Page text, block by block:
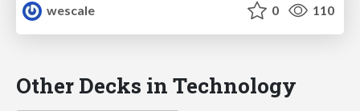
wescale
0 110
Other Decks in Technology